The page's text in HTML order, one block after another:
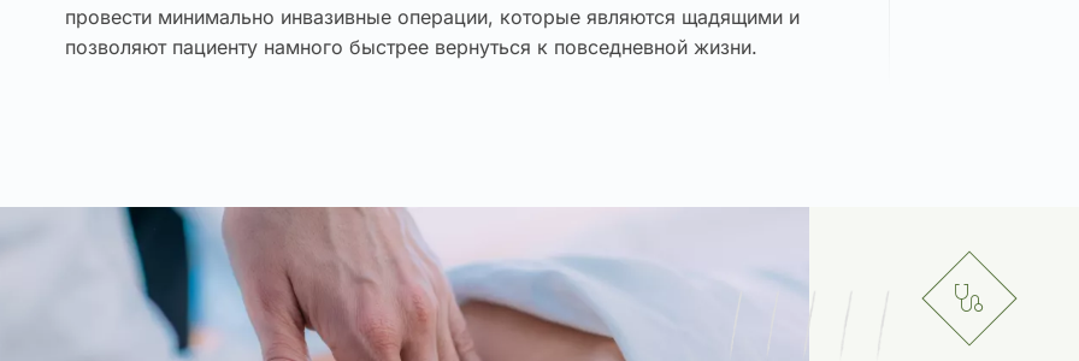
провести минимально инвазивные операции, которые являются щадящими и
позволяют пациенту намного быстрее вернуться к повседневной жизни.